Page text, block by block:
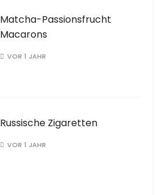
Matcha-Passionsfrucht
Macarons
VOR 1 JAHR
Russische Zigaretten
VOR 1 JAHR